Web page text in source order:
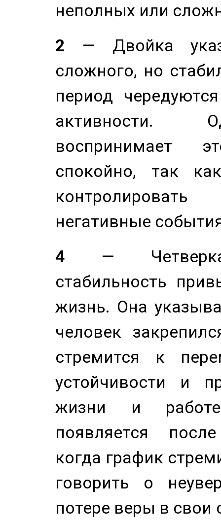
неполных или
2 — Двойка
сложного, но
период
активности.
воспринимает
спокойно, так
негативные
4 — Четверка
стабильность
жизнь. Она
человек
стремится к
устойчивости и
жизни и
появляется
когда график
говорить о
потере веры в свои